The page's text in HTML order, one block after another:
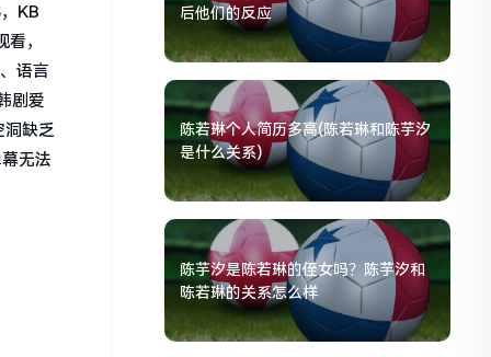
KB
，
语言
剧爱
洞缺乏
无法
后他们的反应
陈若琳个人简历多高(陈若琳和陈芋汐
是什么关系)
陈芋汐是陈若琳的侄女吗？陈芋汐和
陈若琳的关系怎么样